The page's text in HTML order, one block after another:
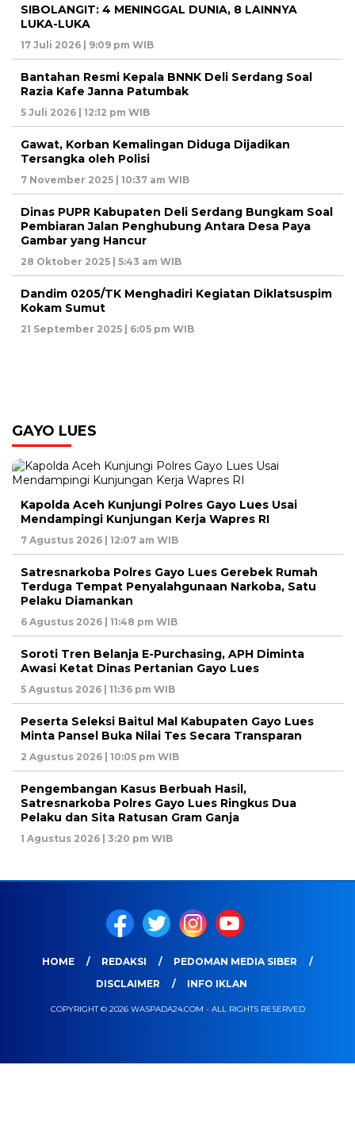
SIBOLANGIT: 4 MENINGGAL DUNIA, 8 LAINNYA
LUKA-LUKA
17 Juli 2026 | 9:09 pm WIB
Bantahan Resmi Kepala BNNK Deli Serdang Soal
Razia Kafe Janna Patumbak
5 Juli 2026 | 12:12 pm WIB
Gawat, Korban Kemalingan Diduga Dijadikan
Tersangka oleh Polisi
7 November 2025 | 10:37 am WIB
Dinas PUPR Kabupaten Deli Serdang Bungkam Soal
Pembiaran Jalan Penghubung Antara Desa Paya
Gambar yang Hancur
28 Oktober 2025 | 5:43 am WIB
Dandim 0205/TK Menghadiri Kegiatan Diklatsuspim
Kokam Sumut
21 September 2025 | 6:05 pm WIB
GAYO LUES
Kapolda Aceh Kunjungi Polres Gayo Lues Usai
Mendampingi Kunjungan Kerja Wapres RI
7 Agustus 2026 | 12:07 am WIB
Satresnarkoba Polres Gayo Lues Gerebek Rumah
Terduga Tempat Penyalahgunaan Narkoba, Satu
Pelaku Diamankan
6 Agustus 2026 | 11:48 pm WIB
Soroti Tren Belanja E-Purchasing, APH Diminta
Awasi Ketat Dinas Pertanian Gayo Lues
5 Agustus 2026 | 11:36 pm WIB
Peserta Seleksi Baitul Mal Kabupaten Gayo Lues
Minta Pansel Buka Nilai Tes Secara Transparan
2 Agustus 2026 | 10:05 pm WIB
Pengembangan Kasus Berbuah Hasil,
Satresnarkoba Polres Gayo Lues Ringkus Dua
Pelaku dan Sita Ratusan Gram Ganja
1 Agustus 2026 | 3:20 pm WIB
HOME REDAKSI
PEDOMAN MEDIA SIBER
DISCLAIMER
INFO IKLAN
COPYRIGHT © 2026 WASPADA24.COM - ALL RIGHTS RESERVED